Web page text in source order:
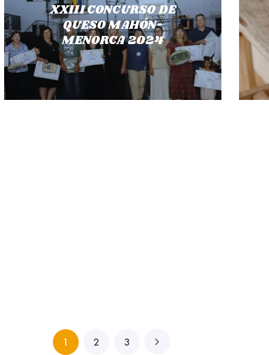
XXIII CONCURSO DE
QUESO MAHÓN-
MENORCA 2024
1 2 3